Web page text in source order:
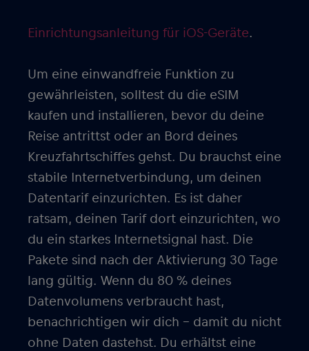
Einrichtungsanleitung für iOS-Geräte.
Um eine einwandfreie Funktion zu
gewährleisten, solltest du die eSIM
kaufen und installieren, bevor du deine
Reise antrittst oder an Bord deines
Kreuzfahrtschiffes gehst. Du brauchst eine
stabile Internetverbindung, um deinen
Datentarif einzurichten. Es ist daher
ratsam, deinen Tarif dort einzurichten, wo
du ein starkes Internetsignal hast. Die
Pakete sind nach der Aktivierung 30 Tage
lang gültig. Wenn du 80 % deines
Datenvolumens verbraucht hast,
benachrichtigen wir dich – damit du nicht
ohne Daten dastehst. Du erhältst eine